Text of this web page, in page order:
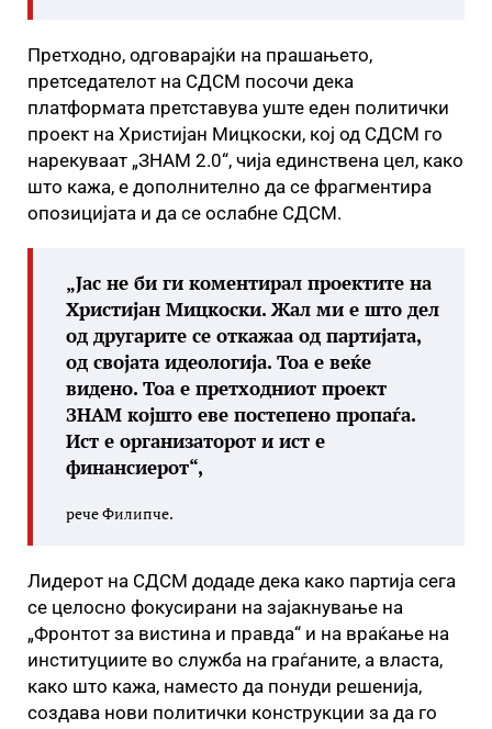
Претходно, одговарајќи на прашањето,
претседателот на СДСМ посочи дека
платформата претставува уште еден политички
проект на Христијан Мицкоски, кој од СДСМ го
нарекуваат „ЗНАМ 2.0“, чија единствена цел, како
што кажа, е дополнително да се фрагментира
опозицијата и да се ослабне СДСМ.
„Јас не би ги коментирал проектите на
Христијан Мицкоски. Жал ми е што дел
од другарите се откажаа од партијата,
од својата идеологија. Тоа е веќе
видено. Тоа е претходниот проект
ЗНАМ којшто еве постепено пропаѓа.
Ист е организаторот и ист е
финансиерот“,
рече Филипче.
Лидерот на СДСМ додаде дека како партија сега
се целосно фокусирани на зајакнување на
„Фронтот за вистина и правда“ и на враќање на
институциите во служба на граѓаните, а власта,
како што кажа, наместо да понуди решенија,
создава нови политички конструкции за да го